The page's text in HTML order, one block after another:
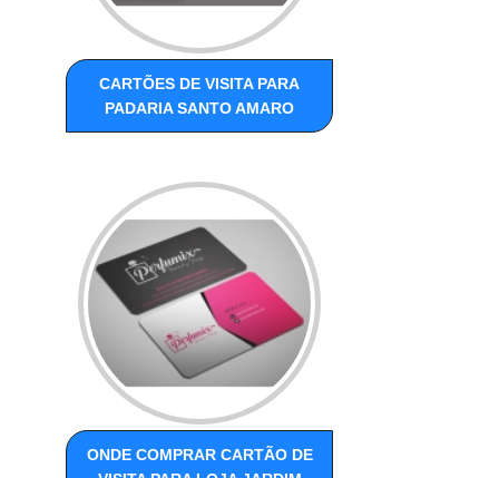
CARTÕES DE VISITA PARA
PADARIA SANTO AMARO
ONDE COMPRAR CARTÃO DE